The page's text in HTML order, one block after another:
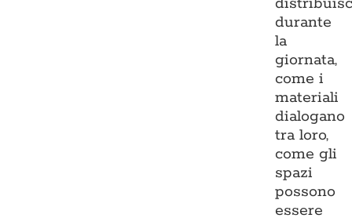
durante
la
giornata,
come i
materiali
dialogano
tra loro,
come gli
spazi
possono
essere